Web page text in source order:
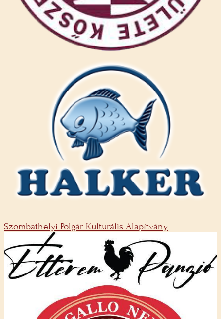
Szombathelyi Polgár Kulturális Alapítvány